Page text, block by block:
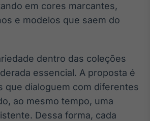
em cores marcantes,
e modelos que saem do
dentro das coleções
essencial. A proposta é
que dialoguem com diferentes
ao mesmo tempo, uma
Dessa forma, cada